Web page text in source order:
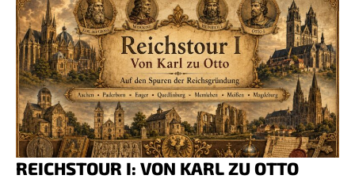
REICHSTOUR I: VON KARL ZU OTTO